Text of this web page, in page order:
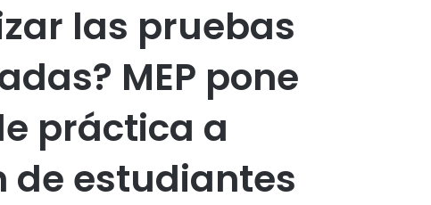
las pruebas
MEP pone
práctica a
de estudiantes